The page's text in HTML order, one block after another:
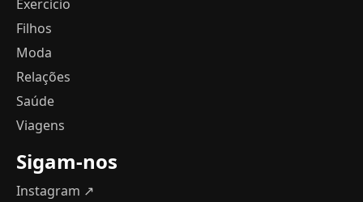
Exercício
Filhos
Moda
Relações
Saúde
Viagens
Sigam-nos
Instagram ↗